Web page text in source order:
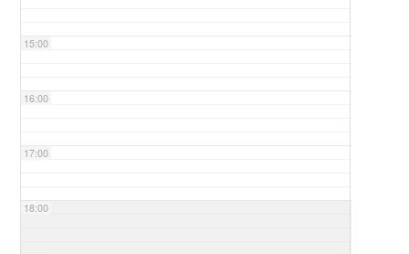
15:00
16:00
17:00
18:00